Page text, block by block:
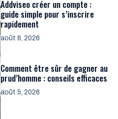
Addviseo créer un compte :
guide simple pour s’inscrire
rapidement
août 6, 2026
Comment être sûr de gagner au
prud’homme : conseils efficaces
août 5, 2026